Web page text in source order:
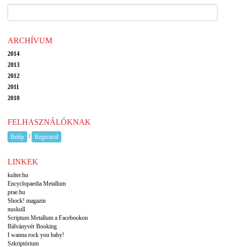
ARCHÍVUM
2014
2013
2012
2011
2010
FELHASZNÁLÓKNAK
Belép / Regisztrál
LINKEK
kulter.hu
Encyclopaedia Metallum
prae.hu
Shock! magazin
nuskull
Scriptum Metallum a Facebookon
Bálványvér Booking
I wanna rock you baby!
Szkriptórium